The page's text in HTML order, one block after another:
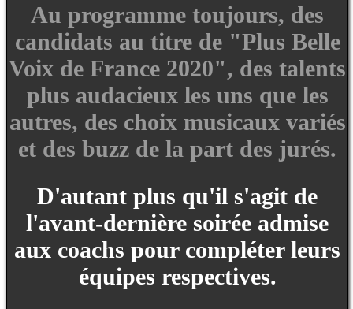
Au programme toujours, des
candidats au titre de "Plus Belle
Voix de France 2020", des talents
plus audacieux les uns que les
autres, des choix musicaux variés
et des buzz de la part des jurés.
D'autant plus qu'il s'agit de
l'avant-dernière soirée admise
aux coachs pour compléter leurs
équipes respectives.